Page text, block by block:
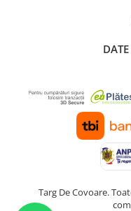
Targ De Covoare.